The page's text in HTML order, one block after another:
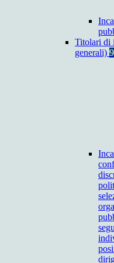
Titolari di
generali) 9